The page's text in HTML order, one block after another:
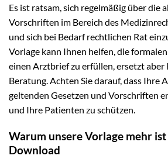
Es ist ratsam, sich regelmäßig über die
Vorschriften im Bereich des
und sich bei Bedarf rechtlichen Rat
Vorlage kann Ihnen helfen, die
einen Arztbrief zu erfüllen, ersetzt aber
Beratung. Achten Sie darauf, dass Ihre
geltenden Gesetzen und Vorschriften
und Ihre Patienten zu schützen.
Warum unsere Vorlage mehr
Download